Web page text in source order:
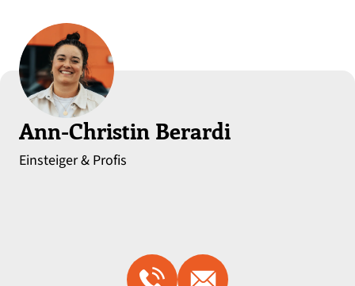
Ann-Christin Berardi
Einsteiger & Profis